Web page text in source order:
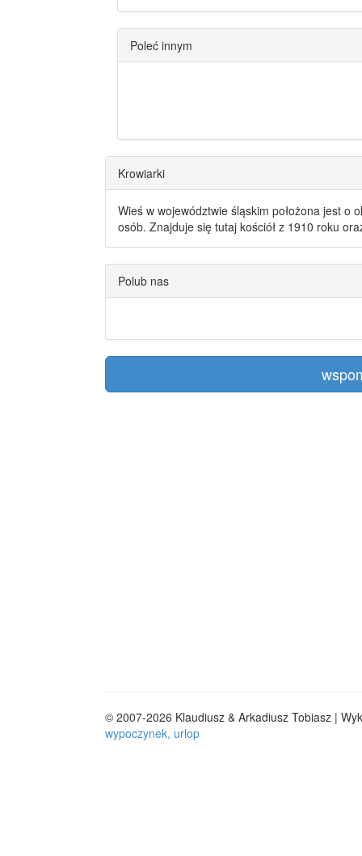
Poleć innym
Krowiarki
Wieś w województwie śląskim położona jest o
osób. Znajduje się tutaj kościół z 1910 roku
Polub nas
© 2007-2026 Klaudiusz & Arkadiusz Tobiasz |
wypoczynek, urlop